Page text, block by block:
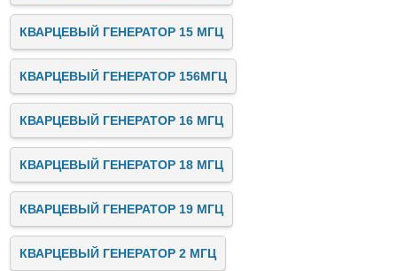
КВАРЦЕВЫЙ ГЕНЕРАТОР 15 МГЦ
КВАРЦЕВЫЙ ГЕНЕРАТОР 156МГЦ
КВАРЦЕВЫЙ ГЕНЕРАТОР 16 МГЦ
КВАРЦЕВЫЙ ГЕНЕРАТОР 18 МГЦ
КВАРЦЕВЫЙ ГЕНЕРАТОР 19 МГЦ
КВАРЦЕВЫЙ ГЕНЕРАТОР 2 МГЦ